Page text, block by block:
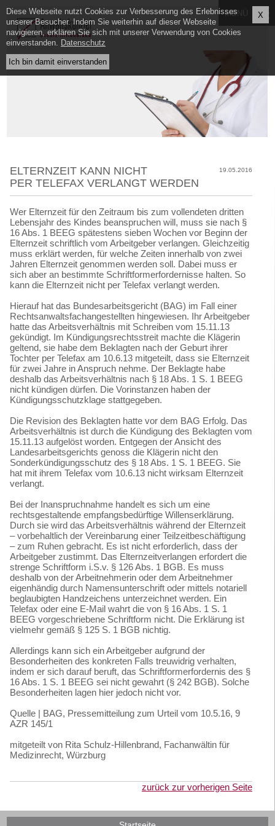
19.05.2016
ELTERNZEIT KANN NICHT
PER TELEFAX VERLANGT WERDEN
Wer Elternzeit für den Zeitraum bis zum vollendeten dritten
Lebensjahr des Kindes beanspruchen will, muss sie nach §
16 Abs. 1 BEEG spätestens sieben Wochen vor Beginn der
Elternzeit schriftlich vom Arbeitgeber verlangen. Gleichzeitig
muss erklärt werden, für welche Zeiten innerhalb von zwei
Jahren Elternzeit genommen werden soll. Dabei muss er
sich aber an bestimmte Schriftformerfordernisse halten. So
kann die Elternzeit nicht per Telefax verlangt werden.
Hierauf hat das Bundesarbeitsgericht (BAG) im Fall einer
Rechtsanwaltsfachangestellten hingewiesen. Ihr Arbeitgeber
hatte das Arbeitsverhältnis mit Schreiben vom 15.11.13
gekündigt. Im Kündigungsrechtsstreit machte die Klägerin
geltend, sie habe dem Beklagten nach der Geburt ihrer
Tochter per Telefax am 10.6.13 mitgeteilt, dass sie Elternzeit
für zwei Jahre in Anspruch nehme. Der Beklagte habe
deshalb das Arbeitsverhältnis nach § 18 Abs. 1 S. 1 BEEG
nicht kündigen dürfen. Die Vorinstanzen haben der
Kündigungsschutzklage stattgegeben.
Die Revision des Beklagten hatte vor dem BAG Erfolg. Das
Arbeitsverhältnis ist durch die Kündigung des Beklagten vom
15.11.13 aufgelöst worden. Entgegen der Ansicht des
Landesarbeitsgerichts genoss die Klägerin nicht den
Sonderkündigungsschutz des § 18 Abs. 1 S. 1 BEEG. Sie
hat mit ihrem Telefax vom 10.6.13 nicht wirksam Elternzeit
verlangt.
Bei der Inanspruchnahme handelt es sich um eine
rechtsgestaltende empfangsbedürftige Willenserklärung.
Durch sie wird das Arbeitsverhältnis während der Elternzeit
– vorbehaltlich der Vereinbarung einer Teilzeitbeschäftigung
– zum Ruhen gebracht. Es ist nicht erforderlich, dass der
Arbeitgeber zustimmt. Das Elternzeitverlangen erfordert die
strenge Schriftform i.S.v. § 126 Abs. 1 BGB. Es muss
deshalb von der Arbeitnehmerin oder dem Arbeitnehmer
eigenhändig durch Namensunterschrift oder mittels notariell
beglaubigten Handzeichens unterzeichnet werden. Ein
Telefax oder eine E-Mail wahrt die von § 16 Abs. 1 S. 1
BEEG vorgeschriebene Schriftform nicht. Die Erklärung ist
vielmehr gemäß § 125 S. 1 BGB nichtig.
Allerdings kann sich ein Arbeitgeber aufgrund der
Besonderheiten des konkreten Falls treuwidrig verhalten,
indem er sich darauf beruft, das Schriftformerfordernis des §
16 Abs. 1 S. 1 BEEG sei nicht gewahrt (§ 242 BGB). Solche
Besonderheiten lagen hier jedoch nicht vor.
Quelle | BAG, Pressemitteilung zum Urteil vom 10.5.16, 9
AZR 145/1
mitgeteilt von Rita Schulz-Hillenbrand, Fachanwältin für
Medizinrecht, Würzburg
zurück zur vorherigen Seite
X
Diese Webseite nutzt Cookies zur Verbesserung des Erlebnisses
unserer Besucher. Indem Sie weiterhin auf dieser Webseite
navigieren, erklären Sie sich mit unserer Verwendung von Cookies
einverstanden. Datenschutz